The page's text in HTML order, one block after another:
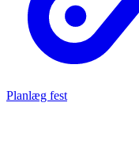
Planlæg fest